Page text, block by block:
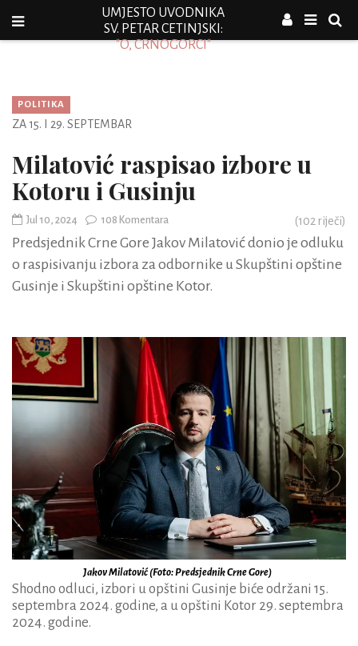
UMJESTO UVODNIKA
SV. PETAR CETINJSKI:
"O, CRNOGORCI"
POLITIKA
ZA 15. I 29. SEPTEMBAR
Milatović raspisao izbore u
Kotoru i Gusinju
Jul 10, 2024 108 Komentara (102 riječi)
Predsjednik Crne Gore Jakov Milatović donio je odluku
o raspisivanju izbora za odbornike u Skupštini opštine
Gusinje i Skupštini opštine Kotor.
Jakov Milatović (Foto: Predsjednik Crne Gore)
Shodno odluci, izbori u opštini Gusinje biće održani 15.
septembra 2024. godine, a u opštini Kotor 29. septembra
2024. godine.